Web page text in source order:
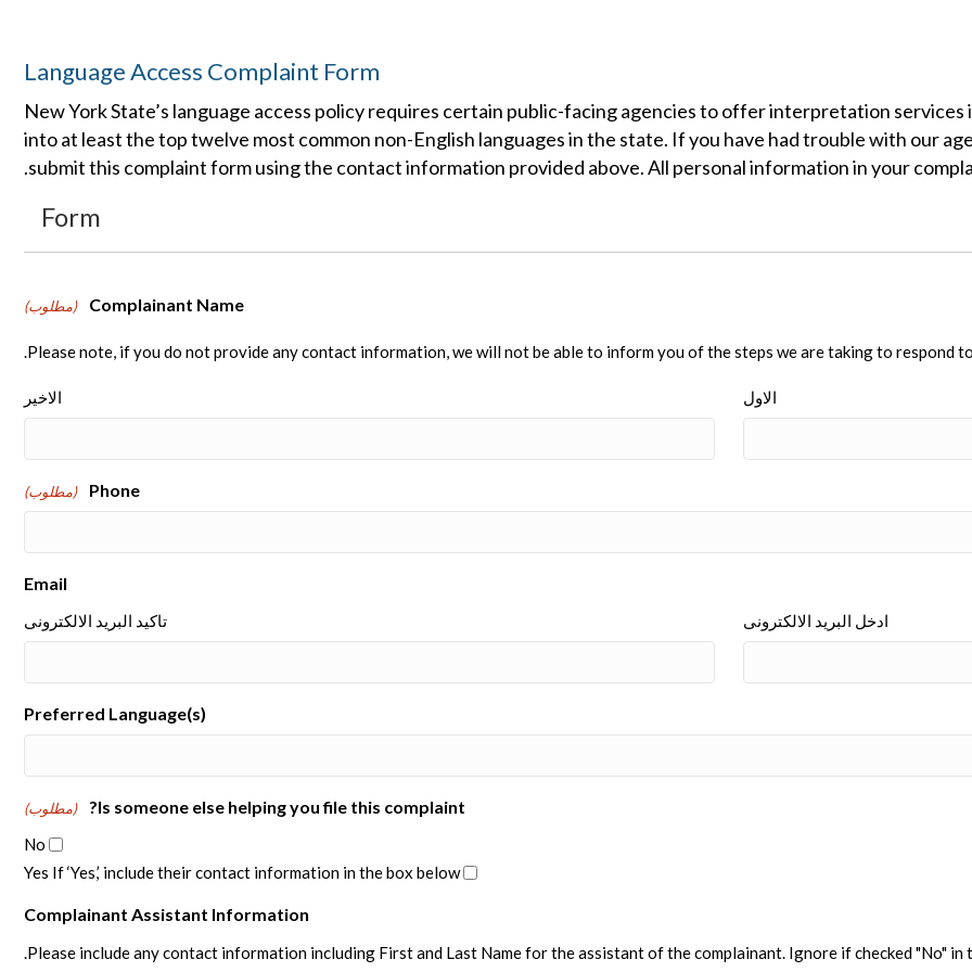
Language Access Complaint Form
New York State’s language access policy requires certain public-facing agencies to offer interpretation
into at least the top twelve most common non-English languages in the state. If you have had trouble with our
submit this complaint form using the contact information provided above. All personal information in your
Form
Complainant Name (مطلوب)
Please note, if you do not provide any contact information, we will not be able to inform you of the steps we are taking to respond
الاول الاخير
Phone (مطلوب)
Email
ادخل البريد الالكترونى تاكيد البريد الالكترونى
Preferred Language(s)
Is someone else helping you file this complaint? (مطلوب)
No
Yes If ‘Yes,’ include their contact information in the box below
Complainant Assistant Information
Please include any contact information including First and Last Name for the assistant of the complainant. Ignore if checked "No" in